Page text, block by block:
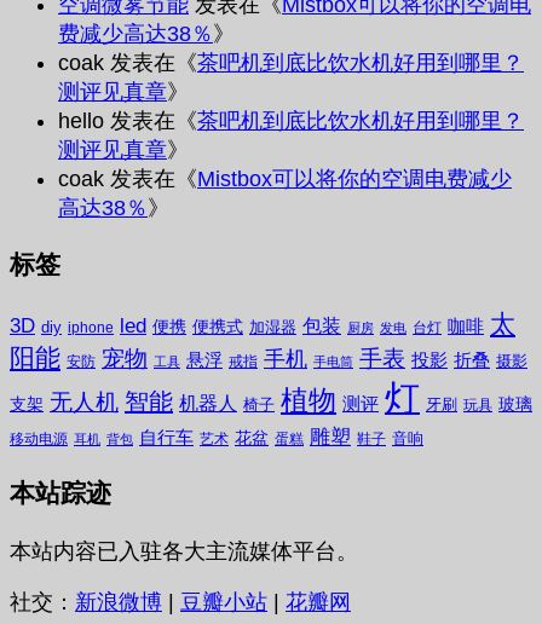
空调微雾节能 发表在《 Mistbox可以将你的空调电
费减少高达38％ 》
coak 发表在《茶吧机到底比饮水机好用到哪里？
测评见真章》
hello 发表在《茶吧机到底比饮水机好用到哪里？
测评见真章》
coak 发表在《Mistbox可以将你的空调电费减少
高达38％ 》
标签
3D diy iphone led 便携 便携式 加湿器 包装 厨房 发电 台灯 咖啡 太
阳能 安防 宠物 工具 悬浮 戒指 手机 手电筒 手表 投影 折叠 摄影
支架 无人机 智能 机器人 椅子 植物 测评 灯 牙刷 玩具 玻璃
移动电源 耳机 背包 自行车 艺术 花盆 蛋糕 雕塑 鞋子 音响
本站踪迹
本站内容已入驻各大主流媒体平台。
社交： 新浪微博 | 豆瓣小站 | 花瓣网